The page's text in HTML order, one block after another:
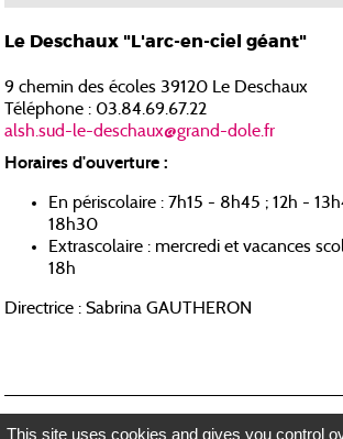
Le Deschaux "L'arc-en-ciel géant"
9 chemin des écoles 39120 Le Deschaux
Téléphone : 03.84.69.67.22
alsh.sud-le-deschaux@grand-dole.fr
Horaires d'ouverture :
En périscolaire : 7h15 - 8h45 ; 12h -
18h30
Extrascolaire : mercredi et vacances
18h
Directrice : Sabrina GAUTHERON
This site uses cookies and gives you control